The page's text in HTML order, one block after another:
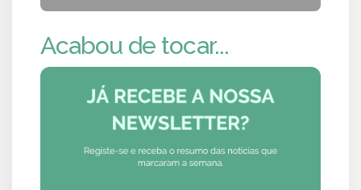
Acabou de tocar...